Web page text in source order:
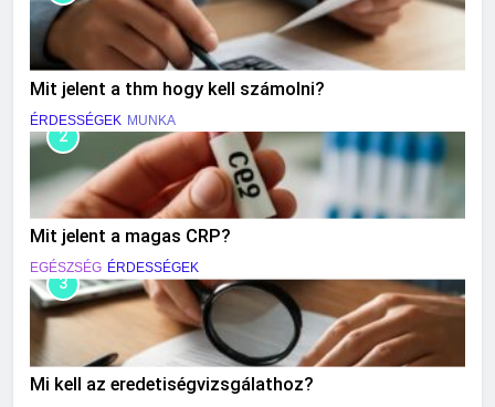
Mit jelent a thm hogy kell számolni?
ÉRDESSÉGEK MUNKA
2
Mit jelent a magas CRP?
EGÉSZSÉG ÉRDESSÉGEK
3
Mi kell az eredetiségvizsgálathoz?